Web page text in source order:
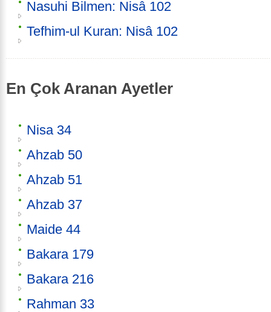
Nasuhi Bilmen: Nisâ 102
Tefhim-ul Kuran: Nisâ 102
En Çok Aranan Ayetler
Nisa 34
Ahzab 50
Ahzab 51
Ahzab 37
Maide 44
Bakara 179
Bakara 216
Rahman 33